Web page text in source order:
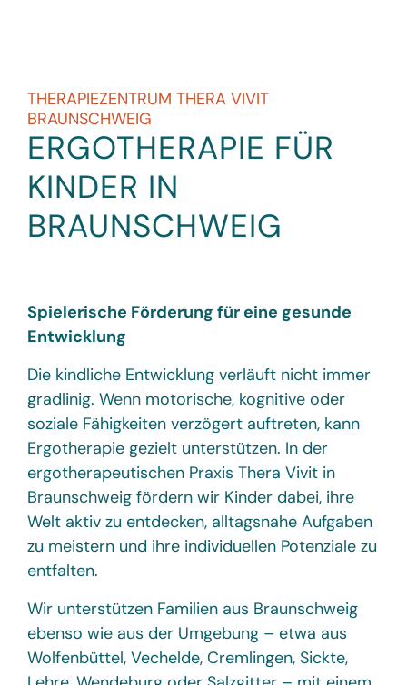
THERAPIEZENTRUM THERA VIVIT
BRAUNSCHWEIG
ERGOTHERAPIE FÜR
KINDER IN
BRAUNSCHWEIG
Spielerische Förderung für eine gesunde
Entwicklung
Die kindliche Entwicklung verläuft nicht immer
gradlinig. Wenn motorische, kognitive oder
soziale Fähigkeiten verzögert auftreten, kann
Ergotherapie gezielt unterstützen. In der
ergotherapeutischen Praxis Thera Vivit in
Braunschweig fördern wir Kinder dabei, ihre
Welt aktiv zu entdecken, alltagsnahe Aufgaben
zu meistern und ihre individuellen Potenziale zu
entfalten.
Wir unterstützen Familien aus Braunschweig
ebenso wie aus der Umgebung – etwa aus
Wolfenbüttel, Vechelde, Cremlingen, Sickte,